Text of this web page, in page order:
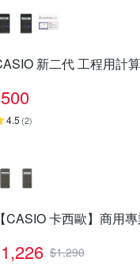
新二代 工程用計
500
4.5 (2)
CASIO 卡西歐】商用
1,226 $1,290